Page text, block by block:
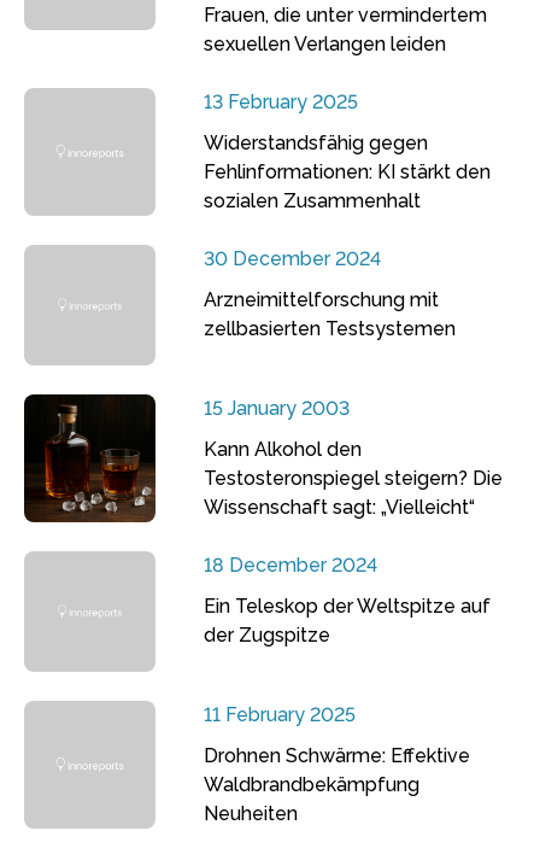
Frauen, die unter vermindertem
sexuellen Verlangen leiden
13 February 2025
Widerstandsfähig gegen
Fehlinformationen: KI stärkt den
sozialen Zusammenhalt
30 December 2024
Arzneimittelforschung mit
zellbasierten Testsystemen
15 January 2003
Kann Alkohol den
Testosteronspiegel steigern? Die
Wissenschaft sagt: „Vielleicht“
18 December 2024
Ein Teleskop der Weltspitze auf
der Zugspitze
11 February 2025
Drohnen Schwärme: Effektive
Waldbrandbekämpfung
Neuheiten